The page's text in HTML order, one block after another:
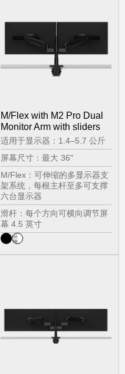
M/Flex with M2 Pro Dual
Monitor Arm with sliders
适用于显示器：1.4–5.7 公斤
屏幕尺寸：最大 36"
M/Flex：可伸缩的多显示器支
架系统，每根主杆至多可支撑
六台显示器
滑杆：每个方向可横向调节屏
幕 4.5 英寸